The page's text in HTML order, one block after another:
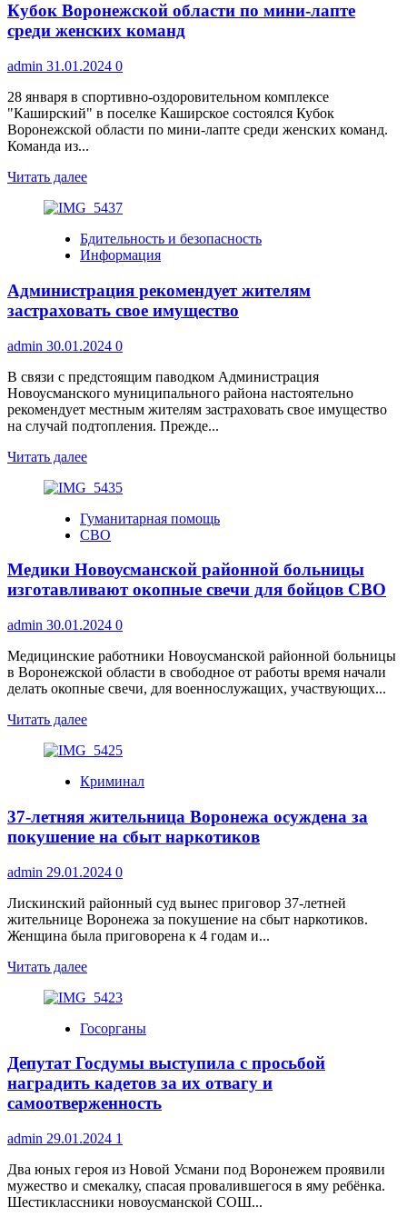
аккаунты
министра
промышленности
и
транспорта
Воронежской
области
Кубок Воронежской области по мини-лапте
среди женских команд
admin 31.01.2024 0
28 января в спортивно-оздоровительном комплексе
"Каширский" в поселке Каширское состоялся Кубок
Воронежской области по мини-лапте среди женских команд.
Команда из...
Читать далееПрочитать
Воронежской
области
мини-
лапте
среди
женских
команд
Бдительность и безопасность
Информация
Администрация рекомендует жителям
застраховать свое имущество
admin 30.01.2024 0
В связи с предстоящим паводком Администрация
Новоусманского муниципального района настоятельно
рекомендует местным жителям застраховать свое имущество
на случай подтопления. Прежде...
Читать далееПрочитать
рекомендует
жителям
свое
имущество
Гуманитарная помощь
СВО
Медики Новоусманской районной больницы
изготавливают окопные свечи для бойцов СВО
admin 30.01.2024 0
Медицинские работники Новоусманской районной больницы
в Воронежской области в свободное от работы время начали
делать окопные свечи, для военнослужащих, участвующих...
Читать далееПрочитать
Новоусманской
больницы
изготавливают
окопные
свечи
для
бойцов
СВО
Криминал
37-летняя жительница Воронежа осуждена за
покушение на сбыт наркотиков
admin 29.01.2024 0
Лискинский районный суд вынес приговор 37-летней
жительнице Воронежа за покушение на сбыт наркотиков.
Женщина была приговорена к 4 годам и...
Читать далееПрочитать
летняя
Воронежа
осуждена
покушение
сбыт
наркотиков
Госорганы
Депутат Госдумы выступила с просьбой
наградить кадетов за их отвагу и
самоотверженность
admin 29.01.2024 1
Два юных героя из Новой Усмани под Воронежем проявили
мужество и смекалку, спасая провалившегося в яму ребёнка.
Шестиклассники новоусманской СОШ...